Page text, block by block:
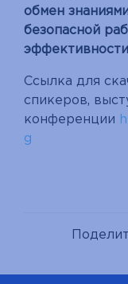
обмен
безопасной
Ссылка для
спикеров,
конференции
g